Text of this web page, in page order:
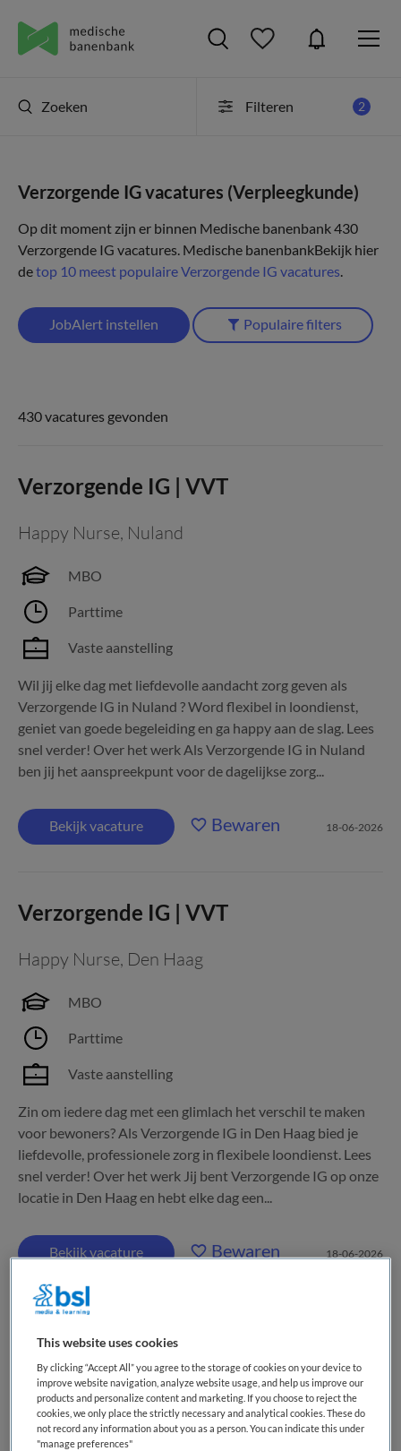
Zoeken Filteren 2
Verzorgende IG vacatures (Verpleegkunde)
Op dit moment zijn er binnen Medische banenbank 430
Verzorgende IG vacatures. Medische banenbankBekijk hier
detop 10 meest populaire Verzorgende IG vacatures.
JobAlert instellen Populaire filters
430 vacatures gevonden
Verzorgende IG | VVT
Happy Nurse, Nuland
MBO
Parttime
Vaste aanstelling
Wil jij elke dag met liefdevolle aandacht zorg geven als
Verzorgende IG in Nuland ? Word flexibel in loondienst,
geniet van goede begeleiding en ga happy aan de slag. Lees
snel verder! Over het werk Als Verzorgende IG in Nuland
ben jij het aanspreekpunt voor de dagelijkse zorg...
Bekijk vacature Bewaren 18-06-2026
Verzorgende IG | VVT
Happy Nurse, Den Haag
MBO
Parttime
Vaste aanstelling
Zin om iedere dag met een glimlach het verschil te maken
voor bewoners? Als Verzorgende IG in Den Haag bied je
liefdevolle, professionele zorg in flexibele loondienst. Lees
snel verder! Over het werk Jij bent Verzorgende IG op onze
locatie in Den Haag en hebt elke dag een...
Bekijk vacature Bewaren 18-06-2026
Verzorgende IG | VVT
Happy Nurse,Hilversum
MBO
This website uses cookies
By clicking “Accept All” you agree to the storage of cookies on your device to
improve website navigation, analyze website usage, and help us improve our
products and personalize content and marketing. If you choose to reject the
cookies, we only place the strictly necessary and analytical cookies. These do
not record any information about you as a person. You can indicate this under
"manage preferences"